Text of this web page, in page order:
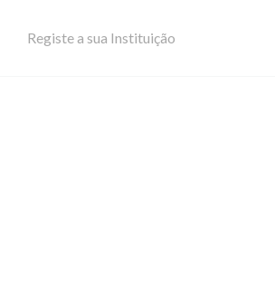
Registe a sua Instituição